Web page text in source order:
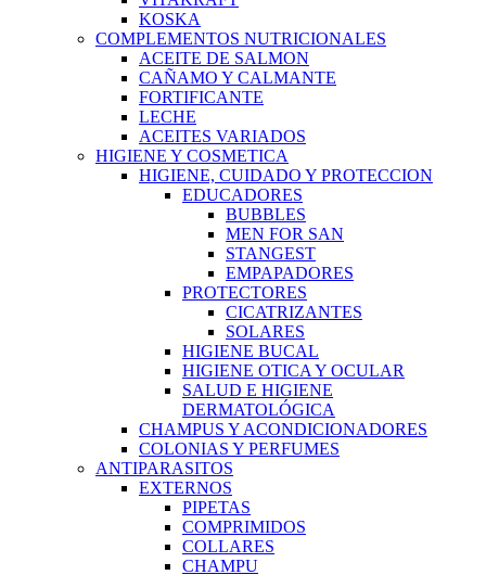
KOSKA
COMPLEMENTOS NUTRICIONALES
ACEITE DE SALMON
CAÑAMO Y CALMANTE
FORTIFICANTE
LECHE
ACEITES VARIADOS
HIGIENE Y COSMETICA
HIGIENE, CUIDADO Y PROTECCION
EDUCADORES
BUBBLES
MEN FOR SAN
STANGEST
EMPAPADORES
PROTECTORES
CICATRIZANTES
SOLARES
HIGIENE BUCAL
HIGIENE OTICA Y OCULAR
SALUD E HIGIENE
DERMATOLÓGICA
CHAMPUS Y ACONDICIONADORES
COLONIAS Y PERFUMES
ANTIPARASITOS
EXTERNOS
PIPETAS
COMPRIMIDOS
COLLARES
CHAMPU